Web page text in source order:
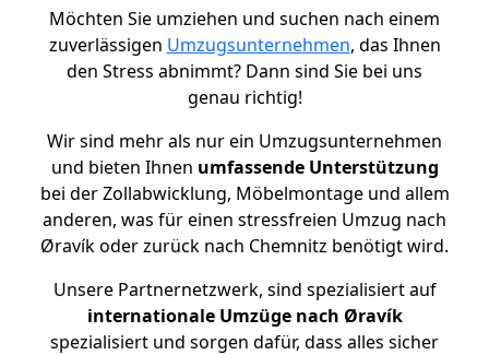
Möchten Sie umziehen und suchen nach einem
zuverlässigen Umzugsunternehmen, das Ihnen
den Stress abnimmt? Dann sind Sie bei uns
genau richtig!
Wir sind mehr als nur ein Umzugsunternehmen
und bieten Ihnen umfassende Unterstützung
bei der Zollabwicklung, Möbelmontage und allem
anderen, was für einen stressfreien Umzug nach
Øravík oder zurück nach Chemnitz benötigt wird.
Unsere Partnernetzwerk, sind spezialisiert auf
internationale Umzüge nach Øravík
spezialisiert und sorgen dafür, dass alles sicher